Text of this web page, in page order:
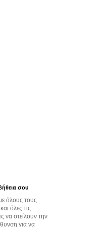
σου
όλους τους
όλες τις
να στείλουν την
για να